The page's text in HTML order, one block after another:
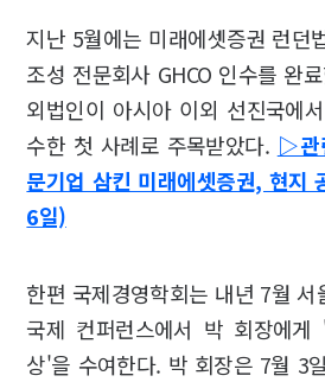
지난 5월에는 미래에셋증권 런던
조성 전문회사 GHCO 인수를 완
외법인이 아시아 이외 선진국에
수한 첫 사례로 주목받았다. ▷관
문기업 삼킨 미래에셋증권, 현지
6일)
한편 국제경영학회는 내년 7월 서
국제 컨퍼런스에서 박 회장에
상'을 수여한다. 박 회장은 7월 3